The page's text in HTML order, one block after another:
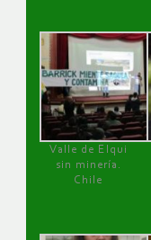
Valle de Elqui
sin minería.
Chile